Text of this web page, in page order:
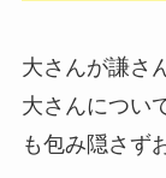
大さんが謙さ
大さんについ
も包み隠さず